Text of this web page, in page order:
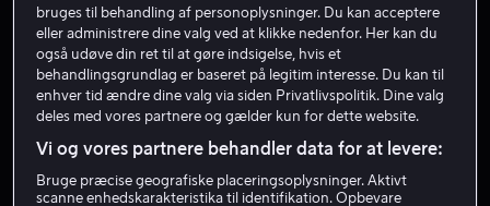
Jack Reacher: Never Go Back
6.2 Action Eventyr 2016 1 t. 53 min
15 år
HD
Lej 49 kr
bruges til behandling af personoplysninger. Du kan acceptere
eller administrere dine valg ved at klikke nedenfor. Her kan du
også udøve din ret til at gøre indsigelse, hvis et
behandlingsgrundlag er baseret på legitim interesse. Du kan til
enhver tid ændre dine valg via siden Privatlivspolitik. Dine valg
deles med vores partnere og gælder kun for dette website.
Vi og vores partnere behandler data for at levere:
Bruge præcise geografiske placeringsoplysninger. Aktivt
scanne enhedskarakteristika til identifikation. Opbevare